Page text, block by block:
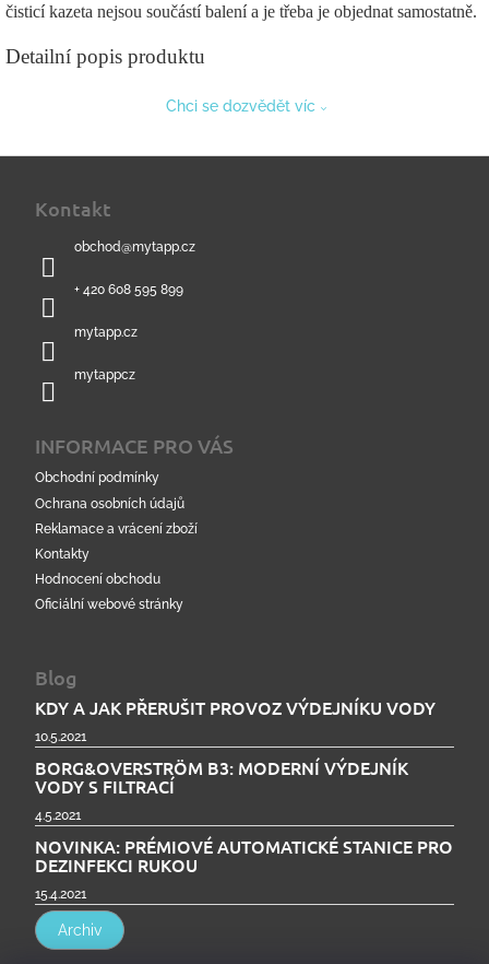
čisticí kazeta nejsou součástí balení a je třeba je objednat samostatně.
Detailní popis produktu
Chci se dozvědět víc
Kontakt
obchod@mytapp.cz
+ 420 608 595 899
mytapp.cz
mytappcz
INFORMACE PRO VÁS
Obchodní podmínky
Ochrana osobních údajů
Reklamace a vrácení zboží
Kontakty
Hodnocení obchodu
Oficiální webové stránky
Blog
KDY A JAK PŘERUŠIT PROVOZ VÝDEJNÍKU VODY
10.5.2021
BORG&OVERSTRÖM B3: MODERNÍ VÝDEJNÍK
VODY S FILTRACÍ
4.5.2021
NOVINKA: PRÉMIOVÉ AUTOMATICKÉ STANICE PRO
DEZINFEKCI RUKOU
15.4.2021
Archiv